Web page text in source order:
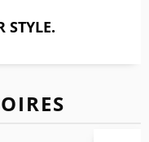
STYLE.